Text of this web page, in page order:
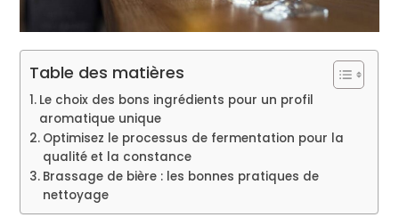
Table des matières
Le choix des bons ingrédients pour un profil
aromatique unique
Optimisez le processus de fermentation pour la
qualité et la constance
Brassage de bière : les bonnes pratiques de
nettoyage